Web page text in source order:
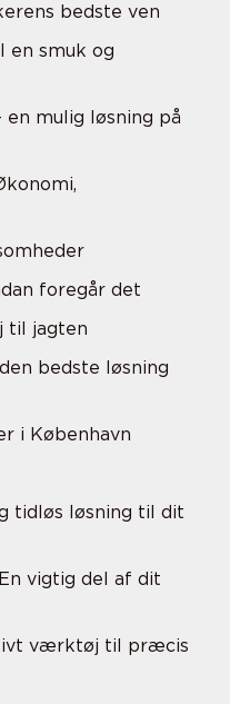
bedste ven
en smuk og
en mulig løsning på
foregår det
til jagten
bedste løsning
i København
tidløs løsning til dit
vigtig del af dit
værktøj til præcis